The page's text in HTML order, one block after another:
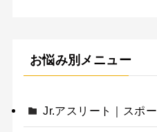
お悩み別メニュー
Jr.アスリート｜スポ